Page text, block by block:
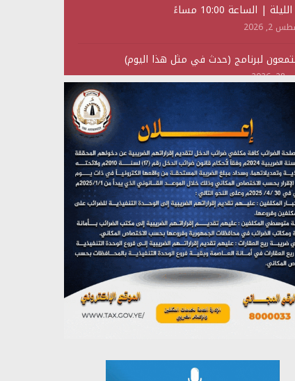
الليلة | الساعة 10:00 مساءً
2, 2026
لبرنامج (حدث في مثل هذا اليوم)
2026
لا نهزم) بث مباشر
لبرنامج (هندسة الوهم)
2026
صحفي لمركز عين الإنسانية حول جرائم تحالف
على اليمن
2026
لبرنامج (مع السيد القائد)
2026